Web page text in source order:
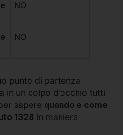
NO
NO
punto di partenza
in un colpo d’occhio tutti
sapere quando e come
1328 in maniera